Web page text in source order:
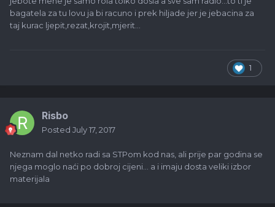
bagatela za tu lovu ja bi racuno i prek hiljade jer je jebacina za
taj kurac ljepit,rezat,krojit,mjerit...
1
Risbo
Posted July 17, 2017
Neznam dal netko radi sa STPom kod nas, ali prije par godina se
njega moglo naći po dobroj cijeni... a i imaju dosta veliki izbor
materijala